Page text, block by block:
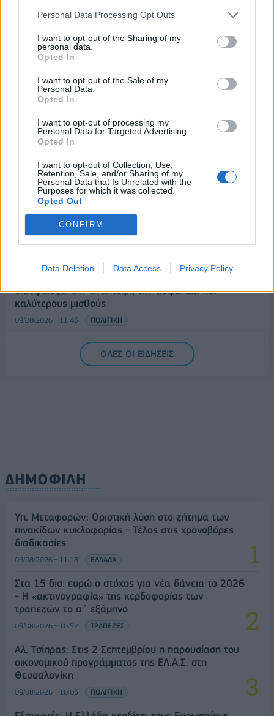
Personal Data Processing Opt Outs
I want to opt-out of the Sharing of my
personal data.
Opted In
I want to opt-out of the Sale of my
Personal Data.
Opted In
I want to opt-out of processing my
Personal Data for Targeted Advertising.
Opted In
I want to opt-out of Collection, Use,
Retention, Sale, and/or Sharing of my
Personal Data that Is Unrelated with the
Purposes for which it was collected.
Opted Out
CONFIRM
Data Deletion Data Access Privacy Policy
την ασφάλεια από τα drones μετά το περιστατικό σε
αεροδρόμιο
Αυξημένη η επιβατική κίνηση από το λιμάνι του
Πειραιά – Περίπου 60.000 ταξίδεψαν Παρασκευή
και Σάββατο
09/08/2026 - 12:33 ΕΛΛΑΔΑ
Ελλήνων και Γάλλων πυροσβεστών από τα πύρινα
μέτωπα
09/08/2026 - 12:08
Δεύτερη πηγή εισοδήματος για τους επαγγελματίες
ψαράδες ο αλιευτικός τουρισμός
διασφαλίζει την ανάπτυξη, την ασφάλεια και
καλύτερους μισθούς
09/08/2026 - 11:43 ΠΟΛΙΤΙΚΗ
Υπ. Μεταφορών: Οριστική λύση στο ζήτημα των
πινακίδων κυκλοφορίας - Τέλος στις χρονοβόρες
ΟΛΕΣ ΟΙ ΕΙΔΗΣΕΙΣ
ΔΗΜΟΦΙΛΗ
Υπ. Μεταφορών: Οριστική λύση στο ζήτημα των
πινακίδων κυκλοφορίας - Τέλος στις χρονοβόρες
διαδικασίες
09/08/2026 - 11:18 ΕΛΛΑΔΑ
Στα 15 δισ. ευρώ ο στόχος για νέα δάνεια το 2026
- Η «ακτινογραφία» της κερδοφορίας των
τραπεζών το α΄ εξάμηνο
09/08/2026 - 10:52 ΤΡΑΠΕΖΕΣ
Αλ. Τσίπρας: Στις 2 Σεπτεμβρίου η παρουσίαση του
οικονομικού προγράμματος της ΕΛ.Α.Σ. στη
Θεσσαλονίκη
09/08/2026 - 10:03 ΠΟΛΙΤΙΚΗ